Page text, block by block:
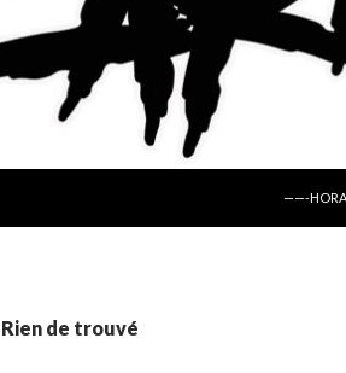
——-
Rien de trouvé